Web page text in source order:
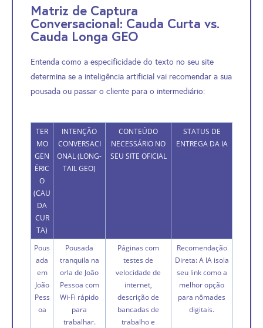
Matriz de Captura
Conversacional: Cauda Curta vs.
Cauda Longa GEO
Entenda como a especificidade do texto no seu site
determina se a inteligência artificial vai recomendar a sua
pousada ou passar o cliente para o intermediário:
TER
MO
GEN
ÉRIC
O
(CAU
DA
CUR
TA)
INTENÇÃO
CONVERSACI
ONAL (LONG-
TAIL GEO)
CONTEÚDO
NECESSÁRIO NO
SEU SITE OFICIAL
STATUS DE
ENTREGA DA IA
Pous
ada
em
João
Pess
oa
Pousada
tranquila na
orla de João
Pessoa com
Wi-Fi rápido
para
trabalhar.
Páginas com
testes de
velocidade de
internet,
descrição de
bancadas de
trabalho e
Recomendação
Direta: A IA isola
seu link como a
melhor opção
para nômades
digitais.